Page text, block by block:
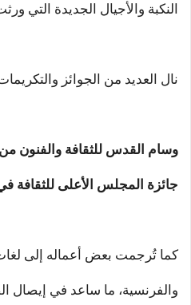
النكبة والأجيال الجديدة التي
نال العديد من الجوائز
وسام القدس للثقافة والفنون
جائزة المجلس الأعلى للثقافة
كما تُرجمت بعض أعماله إلى لغات
والفرنسية، ما ساعد في إيصال